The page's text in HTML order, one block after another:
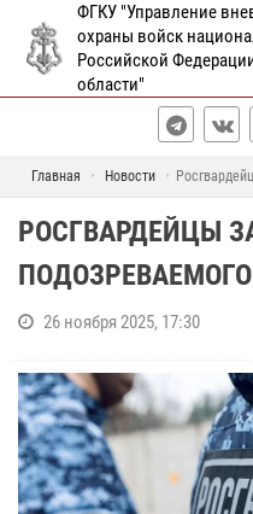
ФГКУ "Управление
охраны войск
Российской
области"
Главная Новости
РОСГВАРДЕЙЦЫ
26 ноября 2025, 17:30